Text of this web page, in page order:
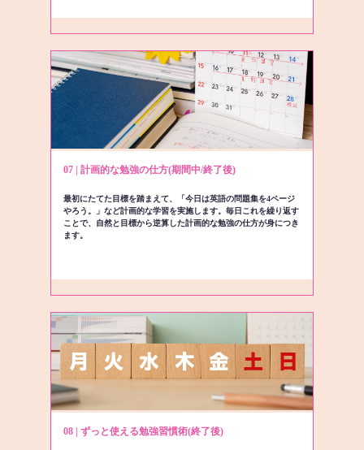
07 | 計画的な勉強の仕方(期間中/終了後)
最初にたてた目標を踏まえて、「今日は英語の問題集を4ページ
やろう。」など計画的な学習を実施します。毎日これを繰り返す
ことで、自然と目標から逆算した計画的な勉強の仕方が身につき
ます。
08 | ずっと使える勉強習慣術(終了後)